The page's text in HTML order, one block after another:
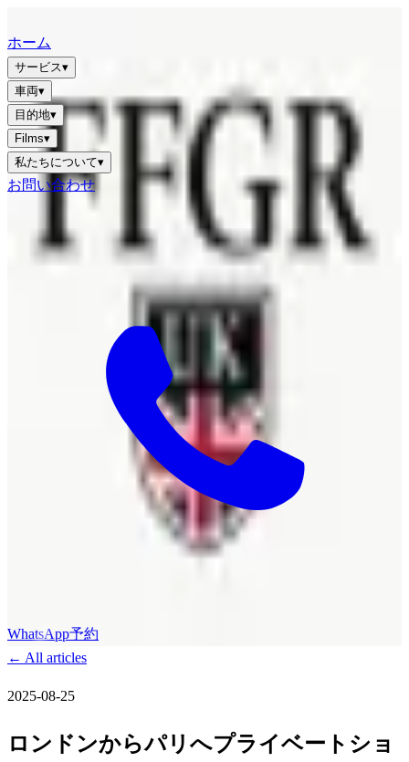
ホーム
サービス▾
車両▾
目的地▾
Films▾
私たちについて▾
お問い合わせ
WhatsApp予約
← All articles
2025-08-25
ロンドンからパリへプライベートショ